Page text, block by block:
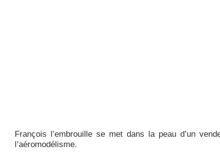
François l’embrouille se met dans la peau d’un
l’aéromodélisme.